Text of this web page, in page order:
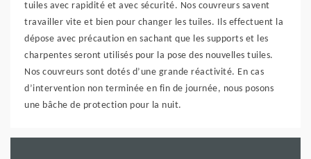
tuiles avec rapidité et avec sécurité. Nos couvreurs savent
travailler vite et bien pour changer les tuiles. Ils effectuent la
dépose avec précaution en sachant que les supports et les
charpentes seront utilisés pour la pose des nouvelles tuiles.
Nos couvreurs sont dotés d’une grande réactivité. En cas
d’intervention non terminée en fin de journée, nous posons
une bâche de protection pour la nuit.